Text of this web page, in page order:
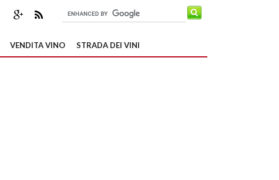
VENDITA VINO STRADA DEI VINI